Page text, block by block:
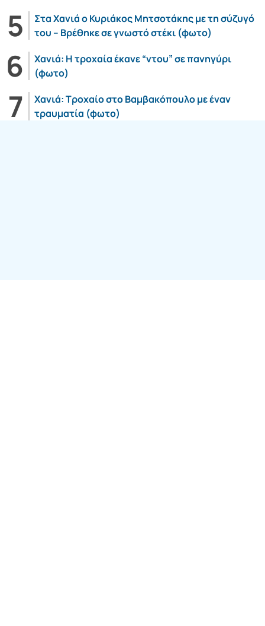
Στα Χανιά ο Κυριάκος Μητσοτάκης με τη σύζυγό
του – Βρέθηκε σε γνωστό στέκι (φωτο)
Χανιά: Η τροχαία έκανε “ντου” σε πανηγύρι
(φωτο)
Χανιά: Τροχαίο στο Βαμβακόπουλο με έναν
τραυματία (φωτο)